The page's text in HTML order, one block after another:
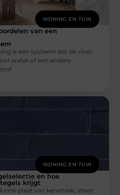
WONING EN TUIN
van een
is een systeem dat de vloer
water of een andere
WONING EN TUIN
en hoe
krijgt
plaat van keramiek, steen